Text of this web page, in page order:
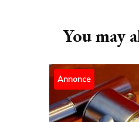
You may
Annonce